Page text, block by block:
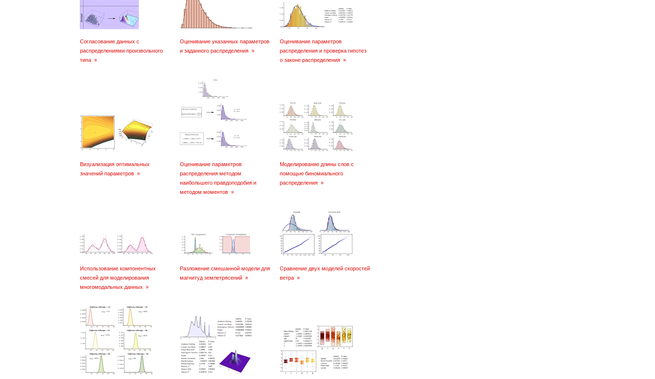
Согласование данных с
распределениями произвольного
типа »
Оценивание указанных параметров
и заданного распределения »
Оценивание параметров
распределения и проверка гипотез
о законе распределения »
Визуализация оптимальных
значений параметров »
Оценивание параметров
распределения методом
наибольшего правдоподобия и
методом моментов »
Моделирование длины слов с
помощью биномиального
распределения »
Использование компонентных
смесей для моделирования
многомодальных данных »
Разложение смешанной модели для
магнитуд землетрясений »
Сравнение двух моделей скоростей
ветра »